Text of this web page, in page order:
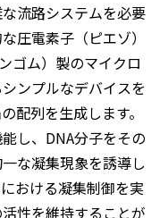
流路システムを必要
圧電素子（ピエゾ）
ゴム）製のマイクロ
ンプルなデバイスを
配列を生成します。
し、DNA分子をその
な凝集現象を誘導し
おける凝集制御を実
性を維持することが